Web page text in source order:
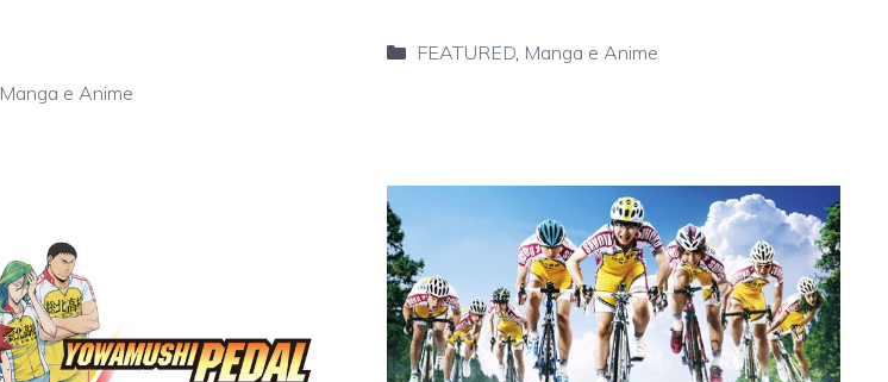
Manga e Anime
Categorie
FEATURED, Manga e Anime